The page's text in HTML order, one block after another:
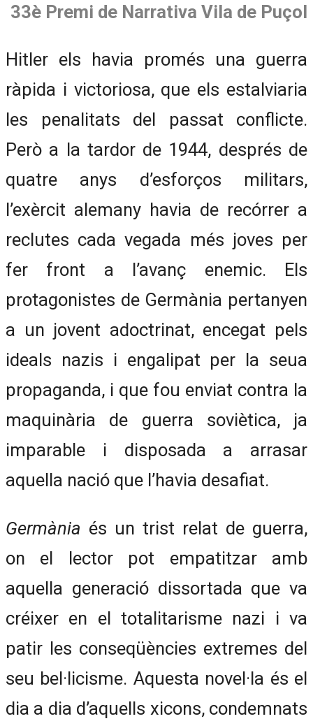
33è Premi de Narrativa Vila de Puçol
Hitler els havia promés una guerra
ràpida i victoriosa, que els estalviaria
les penalitats del passat conflicte.
Però a la tardor de 1944, després de
quatre anys d’esforços militars,
l’exèrcit alemany havia de recórrer a
reclutes cada vegada més joves per
fer front a l’avanç enemic. Els
protagonistes de Germània pertanyen
a un jovent adoctrinat, encegat pels
ideals nazis i engalipat per la seua
propaganda, i que fou enviat contra la
maquinària de guerra soviètica, ja
imparable i disposada a arrasar
aquella nació que l’havia desafiat.
Germània és un trist relat de guerra,
on el lector pot empatitzar amb
aquella generació dissortada que va
créixer en el totalitarisme nazi i va
patir les conseqüències extremes del
seu bel·licisme. Aquesta novel·la és el
dia a dia d’aquells xicons, condemnats